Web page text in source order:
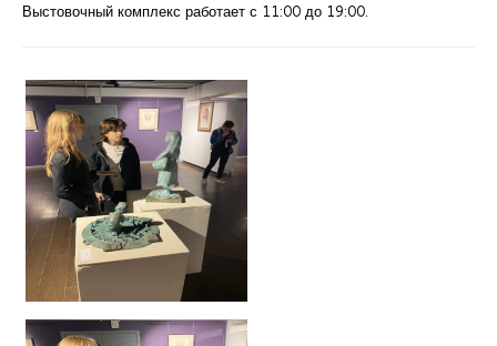
Выстовочный комплекс работает с 11:00 до 19:00.